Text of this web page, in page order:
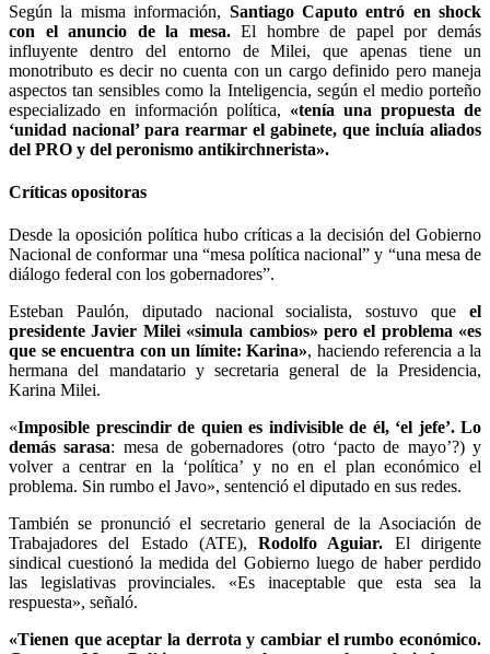
Según la misma información, Santiago Caputo entró en shock
con el anuncio de la mesa.El hombre de papel por demás
influyente dentro del entorno de Milei, que apenas tiene un
monotributo es decir no cuenta con un cargo definido pero maneja
aspectos tan sensibles como la Inteligencia, según el medio porteño
especializado en información política, «tenía una propuesta de
‘unidad nacional’ para rearmar el gabinete, que incluía aliados
del PRO y del peronismo antikirchnerista».
Críticas opositoras
Desde la oposición política hubo críticas a la decisión del Gobierno
Nacional de conformar una “mesa política nacional” y “una mesa de
diálogo federal con los gobernadores”.
Esteban Paulón, diputado nacional socialista, sostuvo que el
presidente Javier Milei «simula cambios» pero el problema «es
que se encuentra con un límite: Karina», haciendo referencia a la
hermana del mandatario y secretaria general de la Presidencia,
Karina Milei.
«Imposible prescindir de quien es indivisible de él, ‘el jefe’. Lo
demás sarasa: mesa de gobernadores (otro ‘pacto de mayo’?) y
volver a centrar en la ‘política’ y no en el plan económico el
problema. Sin rumbo el Javo», sentenció el diputado en sus redes.
También se pronunció el secretario general de la Asociación de
Trabajadores del Estado (ATE),Rodolfo Aguiar. El dirigente
sindical cuestionó la medida del Gobierno luego de haber perdido
las legislativas provinciales. «Es inaceptable que esta sea la
respuesta», señaló.
«Tienen que aceptar la derrota y cambiar el rumbo económico.